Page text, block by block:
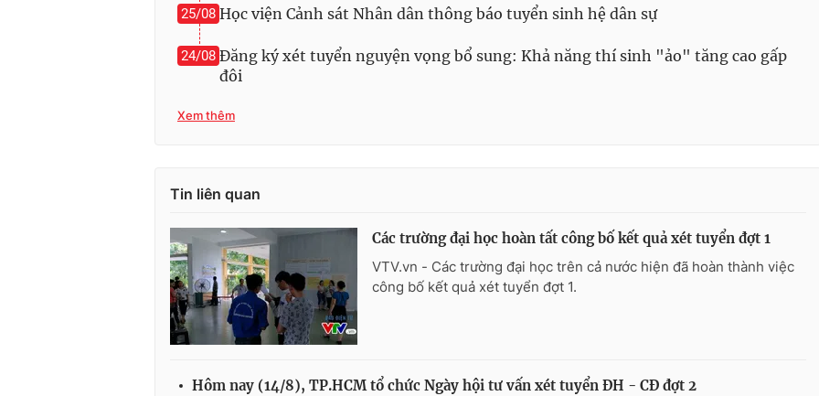
25/08 Học viện Cảnh sát Nhân dân thông báo tuyển sinh hệ dân sự
24/08 Đăng ký xét tuyển nguyện vọng bổ sung: Khả năng thí sinh "ảo" tăng cao gấp
đôi
Xem thêm
Tin liên quan
Các trường đại học hoàn tất công bố kết quả xét tuyển đợt 1
VTV.vn - Các trường đại học trên cả nước hiện đã hoàn thành việc
công bố kết quả xét tuyển đợt 1.
Hôm nay (14/8), TP.HCM tổ chức Ngày hội tư vấn xét tuyển ĐH - CĐ đợt 2